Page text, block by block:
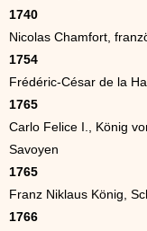
1740
Nicolas Chamfort,
1754
Frédéric-César de la
1765
Carlo Felice I., König
Savoyen
1765
Franz Niklaus König,
1766